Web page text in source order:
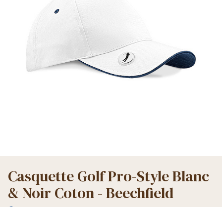
Casquette Golf Pro-Style Blanc
& Noir Coton - Beechfield